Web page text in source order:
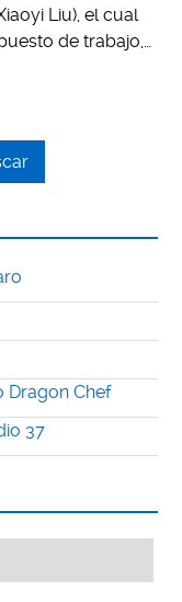
Liu), el cual
de trabajo,…
Dragon Chef
37